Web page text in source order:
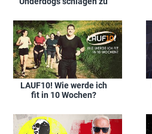
LAUF10! Wie werde ich
fit in 10 Wochen?